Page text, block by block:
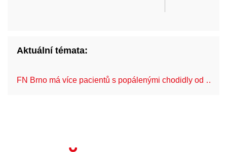
Aktuální témata:
FN Brno má více pacientů s popálenými chodidly od …